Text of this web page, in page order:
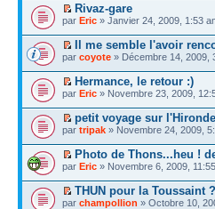
Rivaz-gare
par Eric » Janvier 24, 2009, 1:53
Il me semble l'avoir
par coyote » Décembre 14, 2009,
Hermance, le retour :)
par Eric » Novembre 23, 2009,
petit voyage sur
par tripak » Novembre 24, 2009,
Photo de Thons...heu !
par Eric » Novembre 6, 2009,
THUN pour la Toussaint ?
par champollion » Octobre 10,